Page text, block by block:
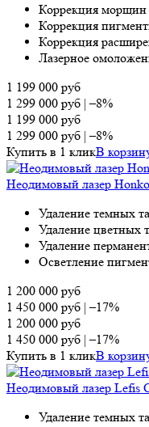
Коррекция
Коррекция
Коррекция
Лазерное
1 199 000 руб
1 299 000 руб |–8%
1 199 000 руб
1 299 000 руб |–8%
Купить в 1 кликВ
Неодимовый лазер
Удаление темных
Удаление цветных
Удаление
Осветление
1 200 000 руб
1 450 000 руб |–17%
1 200 000 руб
1 450 000 руб |–17%
Купить в 1 кликВ
Неодимовый лазер Lefis
Удаление темных